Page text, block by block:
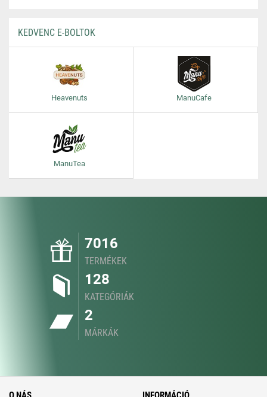
KEDVENC E-BOLTOK
Heavenuts ManuCafe
ManuTea
7016
TERMÉKEK
128
KATEGÓRIÁK
2
MÁRKÁK